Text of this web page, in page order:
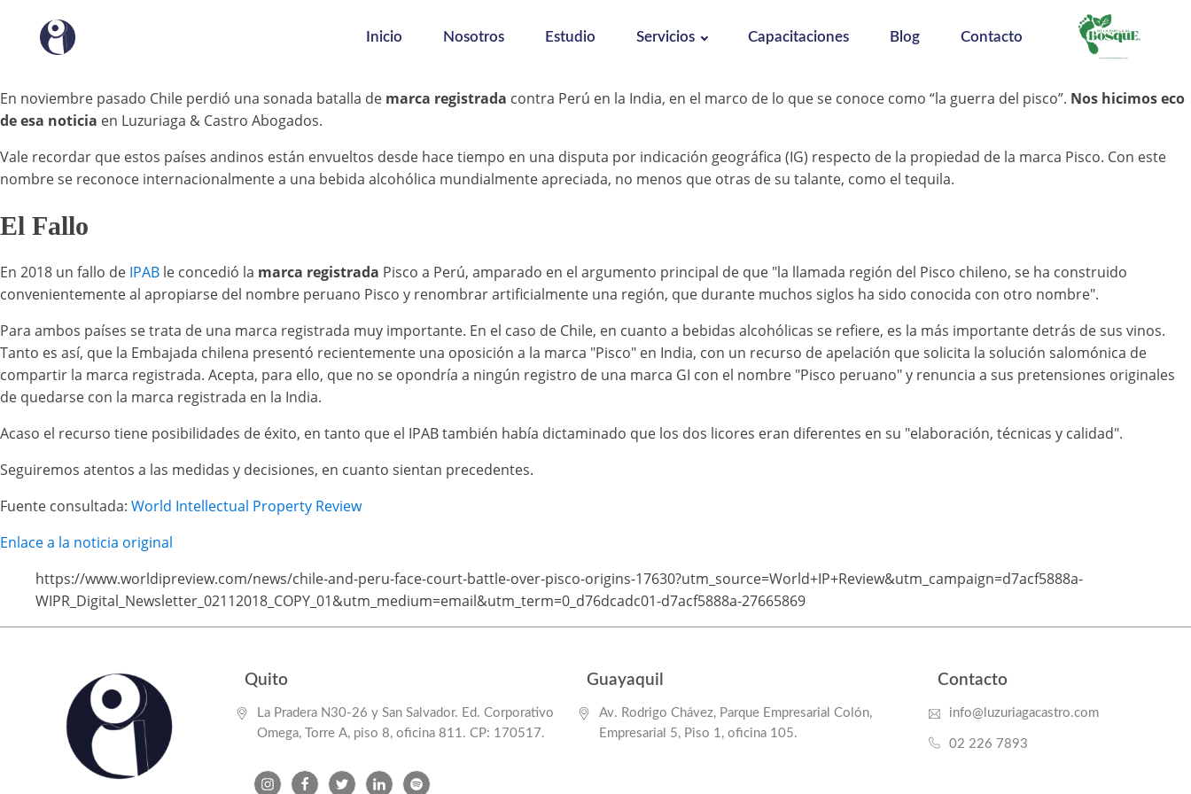
Inicio Nosotros Estudio Servicios Capacitaciones Blog Contacto
En noviembre pasado Chile perdió una sonada batalla de marca registrada contra Perú en la India, en el marco de lo que se conoce como “la guerra del pisco”. Nos hicimos eco
de esa noticia en Luzuriaga & Castro Abogados.
Vale recordar que estos países andinos están envueltos desde hace tiempo en una disputa por indicación geográfica (IG) respecto de la propiedad de la marca Pisco. Con este
nombre se reconoce internacionalmente a una bebida alcohólica mundialmente apreciada, no menos que otras de su talante, como el tequila.
El Fallo
En 2018 un fallo de IPAB le concedió la marca registrada Pisco a Perú, amparado en el argumento principal de que "la llamada región del Pisco chileno, se ha construido
convenientemente al apropiarse del nombre peruano Pisco y renombrar artificialmente una región, que durante muchos siglos ha sido conocida con otro nombre".
Para ambos países se trata de una marca registrada muy importante. En el caso de Chile, en cuanto a bebidas alcohólicas se refiere, es la más importante detrás de sus vinos.
Tanto es así, que la Embajada chilena presentó recientemente una oposición a la marca "Pisco" en India, con un recurso de apelación que solicita la solución salomónica de
compartir la marca registrada. Acepta, para ello, que no se opondría a ningún registro de una marca GI con el nombre "Pisco peruano" y renuncia a sus pretensiones originales
de quedarse con la marca registrada en la India.
Acaso el recurso tiene posibilidades de éxito, en tanto que el IPAB también había dictaminado que los dos licores eran diferentes en su "elaboración, técnicas y calidad".
Seguiremos atentos a las medidas y decisiones, en cuanto sientan precedentes.
Fuente consultada: World Intellectual Property Review
Enlace a la noticia original
https://www.worldipreview.com/news/chile-and-peru-face-court-battle-over-pisco-origins-17630?utm_source=World+IP+Review&utm_campaign=d7acf5888a-
WIPR_Digital_Newsletter_02112018_COPY_01&utm_medium=email&utm_term=0_d76dcadc01-d7acf5888a-27665869
Quito
La Pradera N30-26 y San Salvador. Ed. Corporativo
Omega, Torre A, piso 8, oficina 811. CP: 170517.
Guayaquil
Av. Rodrigo Chávez, Parque Empresarial Colón,
Empresarial 5, Piso 1, oficina 105.
Contacto
info@luzuriagacastro.com
02 226 7893